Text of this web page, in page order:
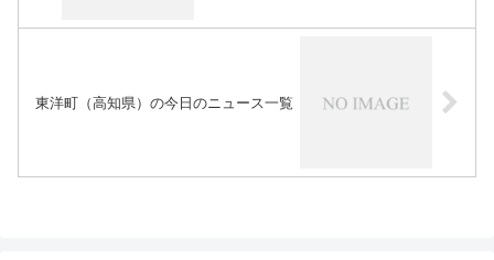
東洋町（高知県）の今日のニュース一覧